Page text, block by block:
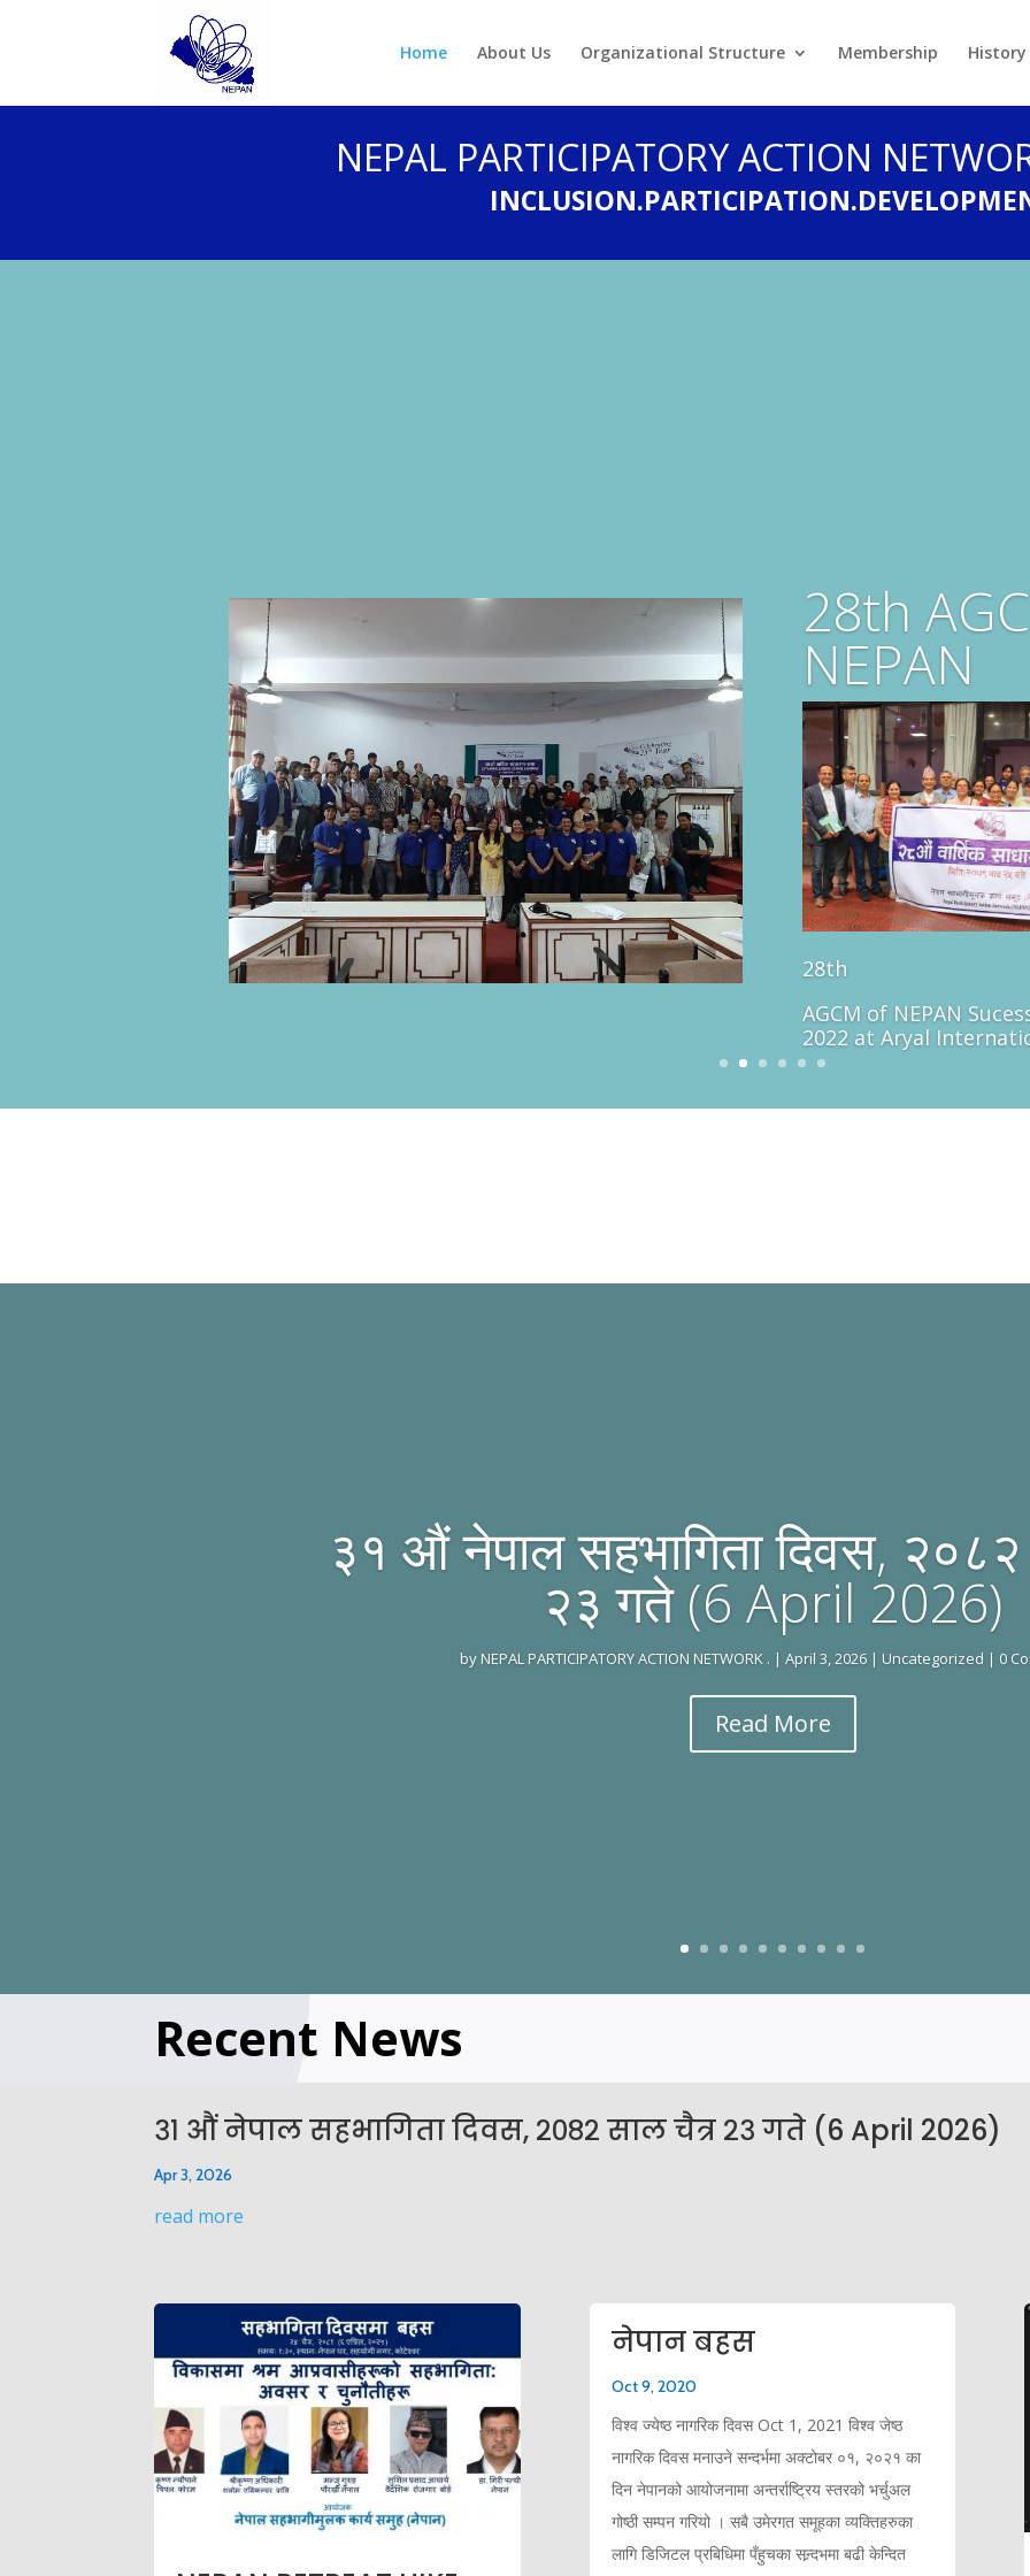
Home About Us Organizational Structure Membership History
NEPAL PARTICIPATORY ACTION
28th
NEPAN
28th
AGCM of NEPAN
2022 at Aryal
३१ औं नेपाल सहभागिता दिवस,
२३ गते (6 April 2026)
by NEPAL PARTICIPATORY ACTION NETWORK . | April 3, 2026 | Uncategorized | 0
Read More
Recent News
३१ औं नेपाल सहभागिता दिवस, २०८२ साल चैत्र २३ गते (6 April 2026)
Apr 3, 2026
read more
नेपान बहस
Oct 9, 2020
विश्व ज्येष्ठ नागरिक दिवस Oct 1, 2021 विश्व जेष्ठ
नागरिक दिवस मनाउने सन्दर्भमा अक्टोबर ०१, २०२१ का
दिन नेपानको आयोजनामा अन्तर्राष्ट्रिय स्तरको भर्चुअल
गोष्ठी सम्पन गरियो । सबै उमेरगत समूहका व्यक्तिहरुका
लागि डिजिटल प्रबिधिमा पँहुचका सन्र्दभमा बढी केन्दित